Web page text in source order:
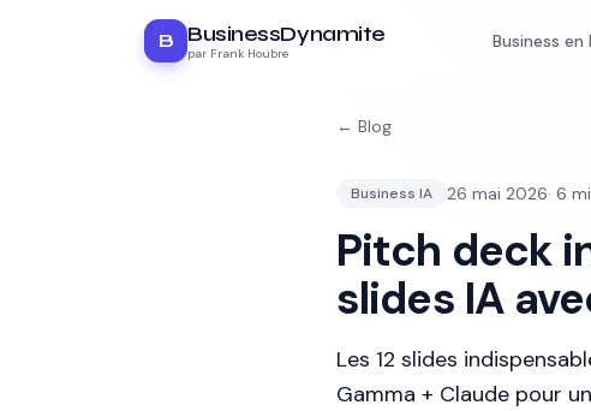
B BusinessDynamite
par Frank Houbre
Business en
← Blog
Business IA 26 mai 2026· 6
Pitch deck
slides IA
Les 12 slides
Gamma + Claude pour